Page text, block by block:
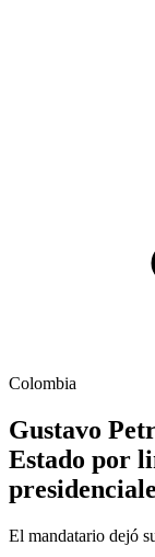
Colombia
Gustavo
Estado por
El mandatario dejó